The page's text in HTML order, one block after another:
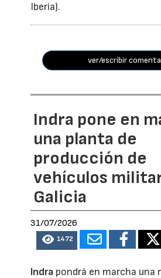
Iberia).
ver/escribir
Indra pone en
una planta de
producción de
vehículos
Galicia
31/07/2026
1472
Indra pondrá en marcha una